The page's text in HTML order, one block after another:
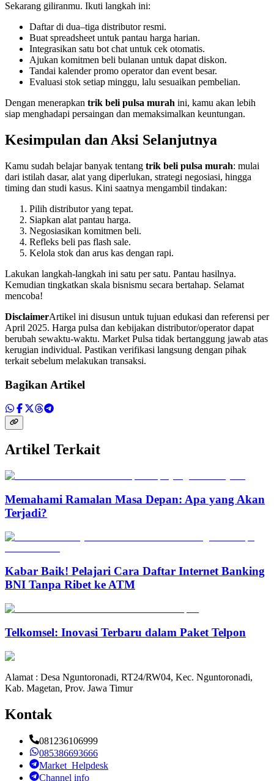
Sekarang giliranmu. Ikuti langkah ini:
Daftar di dua–tiga distributor resmi.
Buat spreadsheet untuk pantau harga harian.
Integrasikan satu bot chat untuk cek otomatis.
Ajukan komitmen beli bulanan untuk dapat diskon.
Tandai kalender promo operator dan event besar.
Evaluasi stok setiap minggu, lalu sesuaikan pembelian.
Dengan menerapkan trik beli pulsa murah ini, kamu akan lebih
siap menghadapi persaingan dan memaksimalkan keuntungan.
Kesimpulan dan Aksi Selanjutnya
Kamu sudah belajar banyak tentang trik beli pulsa murah: mulai
dari istilah dasar, alat yang diperlukan, strategi negosiasi, hingga
timing dan studi kasus. Kini saatnya mengambil tindakan:
Pilih distributor yang tepat.
Siapkan alat pantau harga.
Negosiasikan komitmen beli.
Refleks beli pas flash sale.
Kelola stok dan arus kas dengan rapi.
Lakukan langkah-langkah ini satu per satu. Pantau hasilnya.
Kemudian tingkatkan skala bisnismu secara bertahap. Selamat
mencoba!
DisclaimerArtikel ini disusun untuk tujuan edukasi dan referensi per
April 2025. Harga pulsa dan kebijakan distributor/operator dapat
berubah sewaktu‑waktu. Market Pulsa tidak bertanggung jawab atas
kerugian individual. Pastikan verifikasi langsung dengan pihak
terkait sebelum melakukan transaksi.
Bagikan Artikel
Artikel Terkait
Memahami Ramalan Masa Depan: Apa yang Akan
Terjadi?
Kabar Baik! Pelajari Cara Daftar Internet Banking
BNI Tanpa Ribet ke ATM
Telkomsel: Inovasi Terbaru dalam Paket Telpon
Alamat : Desa Nguntoronadi, RT24/RW04, Kec. Nguntoronadi,
Kab. Magetan, Prov. Jawa Timur
Kontak
081236106999
085386693666
Market_Helpdesk
Channel info